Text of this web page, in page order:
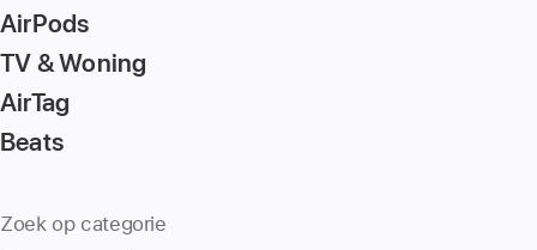
AirPods
TV & Woning
AirTag
Beats
Zoek op categorie